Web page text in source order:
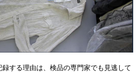
する理由は、検品の専門家でも見逃して